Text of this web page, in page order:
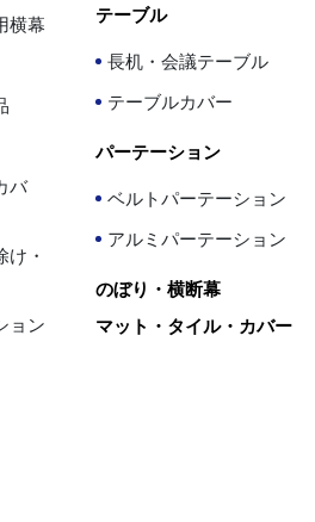
横幕
バ
・
ョン
テーブル
長机・会議テーブル
テーブルカバー
パーテーション
ベルトパーテーション
アルミパーテーション
のぼり・横断幕
マット・タイル・カバー